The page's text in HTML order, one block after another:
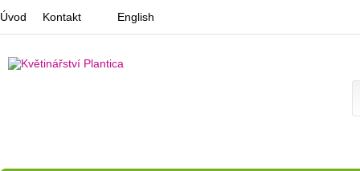
Úvod Kontakt English